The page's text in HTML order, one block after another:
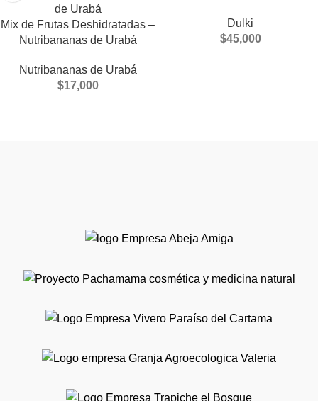
Mix de Frutas Deshidratadas –
Nutribananas de Urabá
Nutribananas de Urabá
$17,000
Dulki
$45,000